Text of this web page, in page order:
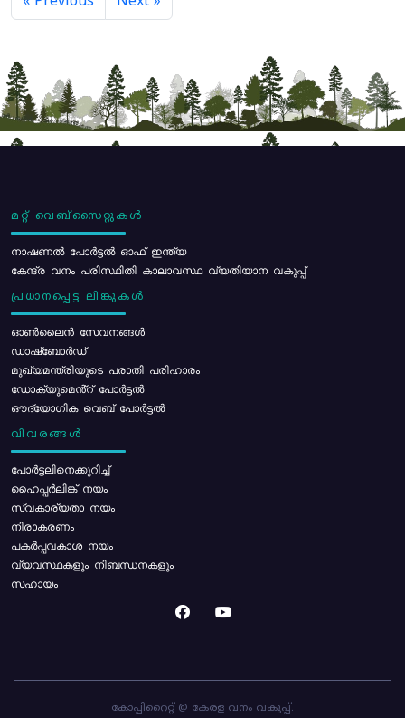
മറ്റ് വെബ്സൈറ്റുകൾ
നാഷണൽ പോർട്ടൽ ഓഫ് ഇന്ത്യ
കേന്ദ്ര വനം പരിസ്ഥിതി കാലാവസ്ഥ വ്യതിയാന വകുപ്പ്
പ്രധാനപ്പെട്ട ലിങ്കുകൾ
ഓൺലൈൻ സേവനങ്ങൾ
ഡാഷ്ബോർഡ്
മുഖ്യമന്ത്രിയുടെ പരാതി പരിഹാരം
ഡോക്യുമെൻ്റ് പോർട്ടൽ
ഔദ്യോഗിക വെബ് പോർട്ടൽ
വിവരങ്ങൾ
പോര്‍ട്ടലിനെക്കുറിച്ച്
ഹൈപ്പർലിങ്ക് നയം
സ്വകാര്യതാ നയം
നിരാകരണം
പകർപ്പവകാശ നയം
വ്യവസ്ഥകളും നിബന്ധനകളും
സഹായം
കോപ്പിറൈറ്റ് @ കേരള വനം വകുപ്പ്.